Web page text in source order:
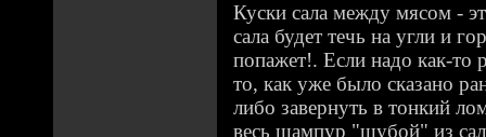
Куски сала между мясом -
сала будет течь на угли и
попажет!. Если надо как-то
то, как уже было сказано
либо завернуть в тонкий
весь шампур "шубой" из